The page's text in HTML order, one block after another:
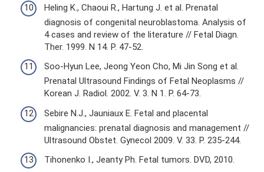
Heling K., Chaoui R., Hartung J. et al. Prenatal
diagnosis of congenital neuroblastoma. Analysis of
4 cases and review of the literature // Fetal Diagn.
Ther. 1999. N 14. P. 47-52.
Soo-Hyun Lee, Jeong Yeon Cho, Mi Jin Song et al.
Prenatal Ultrasound Findings of Fetal Neoplasms //
Korean J. Radiol. 2002. V. 3. N 1. P. 64-73.
Sebire N.J., Jauniaux E. Fetal and placental
malignancies: prenatal diagnosis and management //
Ultrasound Obstet. Gynecol 2009. V. 33. P. 235-244.
Tihonenko I., Jeanty Ph. Fetal tumors. DVD, 2010.